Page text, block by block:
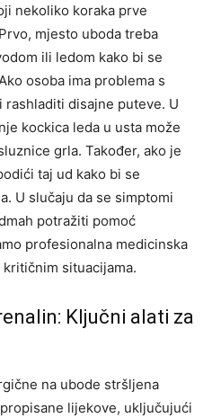
nekoliko koraka prve
mjesto uboda treba
ili ledom kako bi se
osoba ima problema s
disajne puteve. U
kockica leda u usta može
grla. Također, ako je
taj ud kako bi se
U slučaju da se simptomi
potražiti pomoć
profesionalna medicinska
situacijama.
Ključni alati za
na ubode stršljena
lijekove, uključujući